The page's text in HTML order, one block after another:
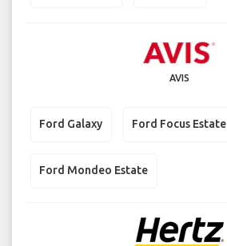
AVIS
Ford Galaxy Ford Focus Estate
Ford Mondeo Estate